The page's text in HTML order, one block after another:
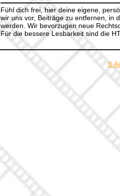
Fühl dich frei, hier deine eigene,
wir uns vor, Beiträge zu entfernen, in
werden. Wir bevorzugen neue
Für die bessere Lesbarkeit sind die
©